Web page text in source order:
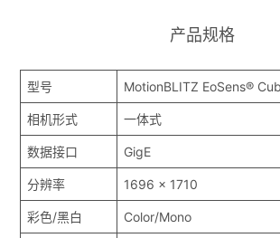
产品规格
型号 MotionBLITZ EoSens®
相机形式 一体式
数据接口 GigE
分辨率 1696 x 1710
彩色/黑白 Color/Mono